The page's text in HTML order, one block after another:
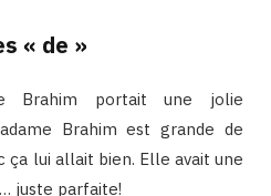
« de »
Brahim portait une jolie
Brahim est grande de
ça lui allait bien. Elle avait une
juste parfaite!